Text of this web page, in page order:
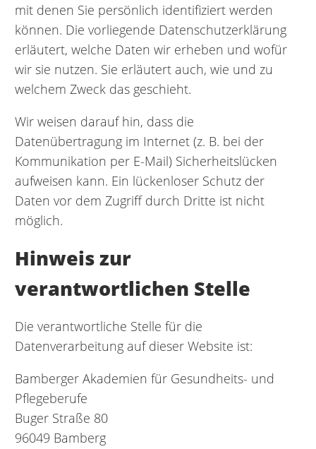
mit denen Sie persönlich identifiziert werden
können. Die vorliegende Datenschutzerklärung
erläutert, welche Daten wir erheben und wofür
wir sie nutzen. Sie erläutert auch, wie und zu
welchem Zweck das geschieht.
Wir weisen darauf hin, dass die
Datenübertragung im Internet (z. B. bei der
Kommunikation per E-Mail) Sicherheitslücken
aufweisen kann. Ein lückenloser Schutz der
Daten vor dem Zugriff durch Dritte ist nicht
möglich.
Hinweis zur
verantwortlichen Stelle
Die verantwortliche Stelle für die
Datenverarbeitung auf dieser Website ist:
Bamberger Akademien für Gesundheits- und
Pflegeberufe
Buger Straße 80
96049 Bamberg